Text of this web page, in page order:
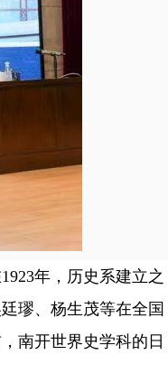
年，历史系建立之
璆、杨生茂等在全国
南开世界史学科的日